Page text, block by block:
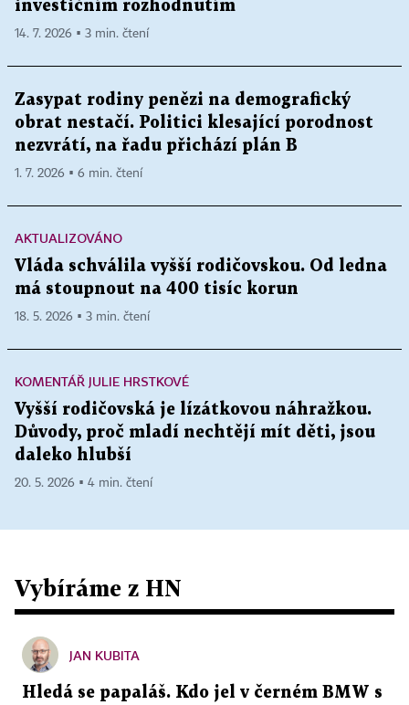
investičním rozhodnutím
14. 7. 2026 ▪ 3 min. čtení
Zasypat rodiny penězi na demografický
obrat nestačí. Politici klesající porodnost
nezvrátí, na řadu přichází plán B
1. 7. 2026 ▪ 6 min. čtení
AKTUALIZOVÁNO
Vláda schválila vyšší rodičovskou. Od ledna
má stoupnout na 400 tisíc korun
18. 5. 2026 ▪ 3 min. čtení
KOMENTÁŘ JULIE HRSTKOVÉ
Vyšší rodičovská je lízátkovou náhražkou.
Důvody, proč mladí nechtějí mít děti, jsou
daleko hlubší
20. 5. 2026 ▪ 4 min. čtení
Vybíráme z HN
JAN KUBITA
Hledá se papaláš. Kdo jel v černém BMW s